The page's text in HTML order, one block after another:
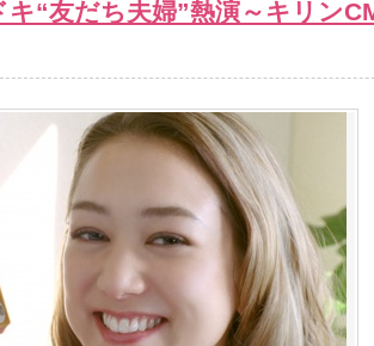
“友だち夫婦”熱演～キリン